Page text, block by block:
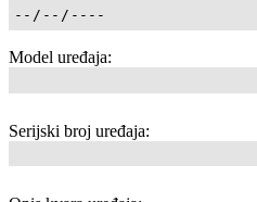
Model uređaja:
Serijski broj uređaja: